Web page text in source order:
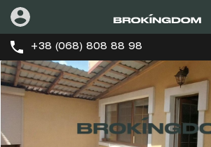
+38 (068) 808 88 98